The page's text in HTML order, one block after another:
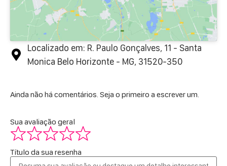
Localizado em: R. Paulo Gonçalves, 11 - Santa
Monica Belo Horizonte - MG, 31520-350
Ainda não há comentários. Seja o primeiro a escrever um.
Sua avaliação geral
Título da sua resenha